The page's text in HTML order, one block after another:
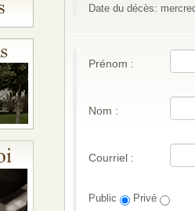
Date du décès:
Prénom :
Nom :
Courriel :
Public Privé